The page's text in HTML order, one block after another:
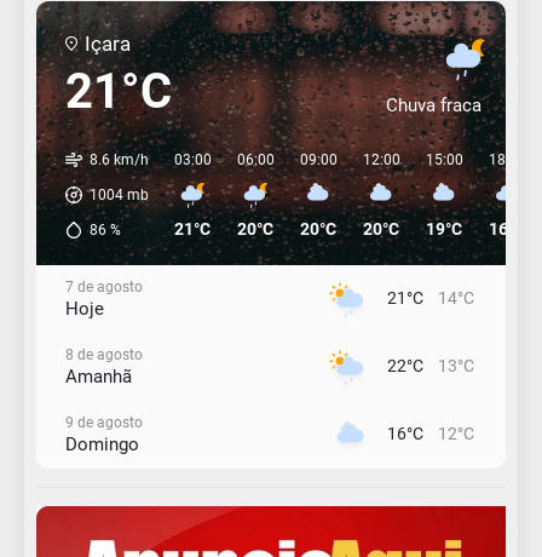
Içara
21°C Chuva fraca
8.6 km/h
1004 mb
86 %
03:00
21°C
06:00
20°C
09:00
20°C
12:00
20°C
15:00
19°C
18:00
16°C
7 de agosto
Hoje 21°C 14°C
8 de agosto
Amanhã 22°C 13°C
9 de agosto
Domingo 16°C 12°C
Segunda-Feira 13°C 11°C